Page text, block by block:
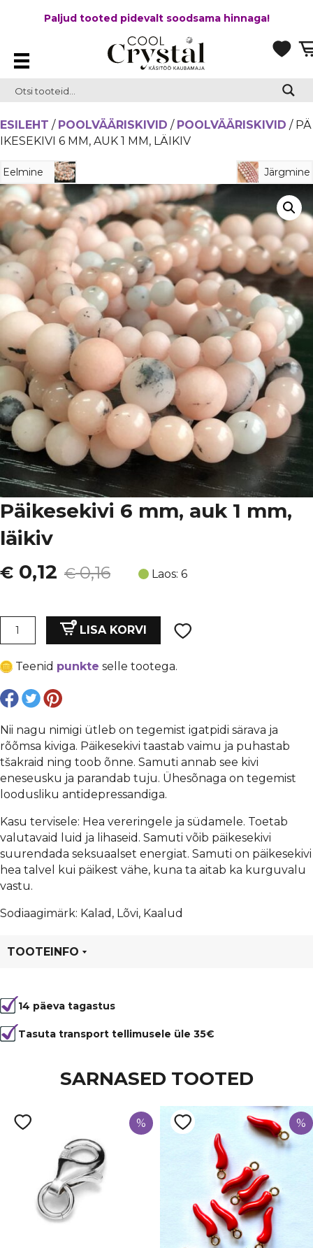
Paljud tooted pidevalt soodsama hinnaga!
ESILEHT / POOLVÄÄRISKIVID / POOLVÄÄRISKIVID / PÄ
IKESEKIVI 6 MM, AUK 1 MM, LÄIKIV
Eelmine Järgmine
Päikesekivi 6 mm, auk 1 mm,
läikiv
€0,16
Algne
oli:
€ 0,16.
€ 0,12
Current
is:
€ 0,12.
Laos: 6
Päikesekivi
auk
1
mm,
kogus
LISA KORVI
Teenid punkte selle tootega.
Nii nagu nimigi ütleb on tegemist igatpidi särava ja
rõõmsa kiviga. Päikesekivi taastab vaimu ja puhastab
tšakraid ning toob õnne. Samuti annab see kivi
eneseusku ja parandab tuju. Ühesõnaga on tegemist
loodusliku antidepressandiga.
Kasu tervisele: Hea vereringele ja südamele. Toetab
valutavaid luid ja lihaseid. Samuti võib päikesekivi
suurendada seksuaalset energiat. Samuti on päikesekivi
hea talvel kui päikest vähe, kuna ta aitab ka kurguvalu
vastu.
Sodiaagimärk: Kalad, Lõvi, Kaalud
TOOTEINFO
Värvus
Pruun
Kuju
ümmargune
Päikesekivi ehk liivakivi
14 päeva tagastus
Tasuta transport tellimusele üle 35€
SARNASED TOOTED
% %